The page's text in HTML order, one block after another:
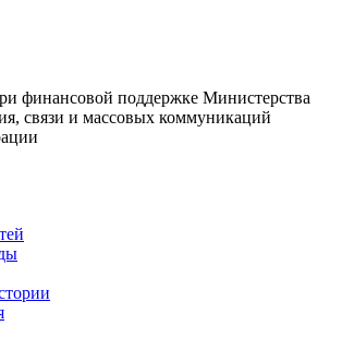
финансовой поддержке Министерства
связи и массовых коммуникаций